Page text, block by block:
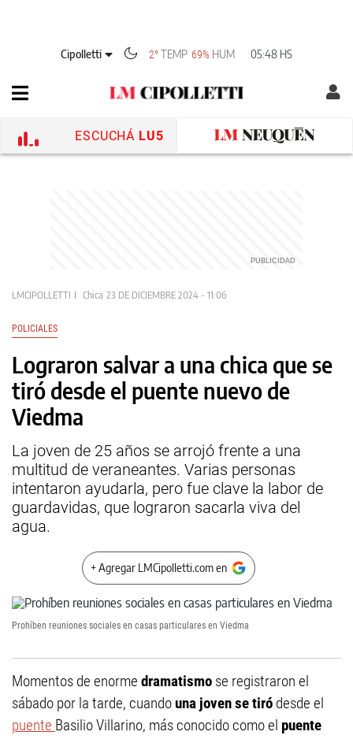
Cipolletti 2° TEMP 69% HUM 05:48 HS
ESCUCHÁ LU5
LMCIPOLLETTI Chica 23 DE DICIEMBRE 2024 - 11:06
POLICIALES
Lograron salvar a una chica que se
tiró desde el puente nuevo de
Viedma
La joven de 25 años se arrojó frente a una
multitud de veraneantes. Varias personas
intentaron ayudarla, pero fue clave la labor de
guardavidas, que lograron sacarla viva del
agua.
+ Agregar LMCipolletti.com en
Prohíben reuniones sociales en casas particulares en Viedma
Momentos de enorme dramatismo se registraron el
sábado por la tarde, cuandouna joven se tiró desde el
puente Basilio Villarino, más conocido como el puente